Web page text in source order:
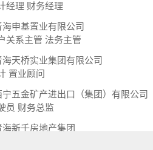
经理 财务经理
海申基置业有限公司
关系主管 法务主管
海天桥实业集团有限公司
置业顾问
宁五金矿产进出口（集团）有限公司
员 财务总监
海新千房地产集团
设计师